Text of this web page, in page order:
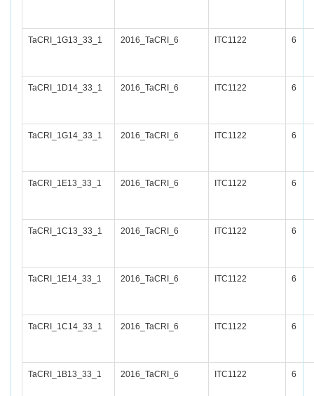
TaCRI_1G13_33_1 2016_TaCRI_6 ITC1122 6
TaCRI_1D14_33_1 2016_TaCRI_6 ITC1122 6
TaCRI_1G14_33_1 2016_TaCRI_6 ITC1122 6
TaCRI_1E13_33_1 2016_TaCRI_6 ITC1122 6
TaCRI_1C13_33_1 2016_TaCRI_6 ITC1122 6
TaCRI_1E14_33_1 2016_TaCRI_6 ITC1122 6
TaCRI_1C14_33_1 2016_TaCRI_6 ITC1122 6
TaCRI_1B13_33_1 2016_TaCRI_6 ITC1122 6